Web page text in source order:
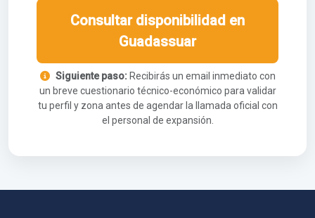
Consultar disponibilidad en
Guadassuar
Siguiente paso:Recibirás un email inmediato con
un breve cuestionario técnico-económico para validar
tu perfil y zona antes de agendar la llamada oficial con
el personal de expansión.